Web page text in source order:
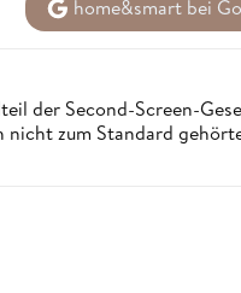
home&smart bei
der Second-Screen-
zum Standard